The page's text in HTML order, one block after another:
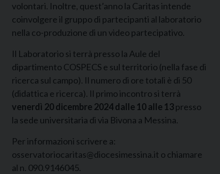
volontari. Inoltre, quest’anno la Caritas intende
coinvolgere il gruppo di partecipanti al laboratorio
nella co-produzione di un video partecipativo.
Il Laboratorio si terrà presso la Aule del
dipartimento COSPECS e sul territorio (nella fase di
ricerca sul campo). Il numero di ore totali è di 50
(didattica e ricerca). Il primo incontro si terrà
venerdì 20 dicembre 2024 dalle 10 alle 13presso
la sede universitaria di via Bivona a Messina.
Per informazioni scrivere a:
osservatoriocaritas@diocesimessina.it o chiamare
al n. 090.9146045.